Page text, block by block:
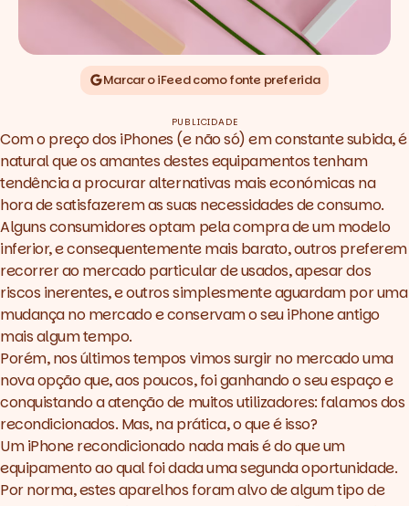
Marcar o iFeed como fonte preferida
PUBLICIDADE
Com o preço dos iPhones (e não só) em constante subida, é
natural que os amantes destes equipamentos tenham
tendência a procurar alternativas mais económicas na
hora de satisfazerem as suas necessidades de consumo.
Alguns consumidores optam pela compra de um modelo
inferior, e consequentemente mais barato, outros preferem
recorrer ao mercado particular de usados, apesar dos
riscos inerentes, e outros simplesmente aguardam por uma
mudança no mercado e conservam o seu iPhone antigo
mais algum tempo.
Porém, nos últimos tempos vimos surgir no mercado uma
nova opção que, aos poucos, foi ganhando o seu espaço e
conquistando a atenção de muitos utilizadores: falamos dos
recondicionados. Mas, na prática, o que é isso?
Um iPhone recondicionado nada mais é do que um
equipamento ao qual foi dada uma segunda oportunidade.
Por norma, estes aparelhos foram alvo de algum tipo de